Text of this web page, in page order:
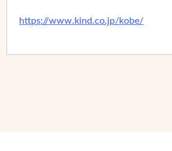
https://www.kind.co.jp/kobe/